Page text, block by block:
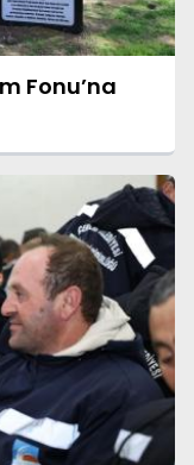
Fonu’na